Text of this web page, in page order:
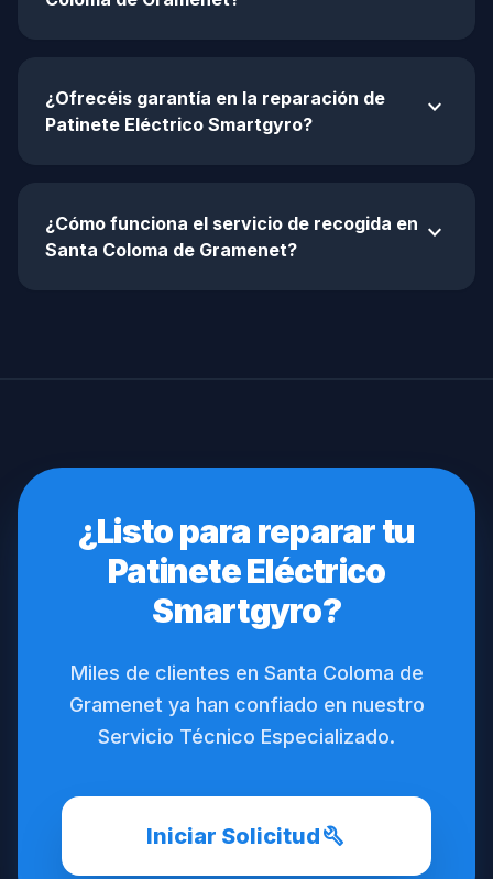
¿Ofrecéis garantía en la reparación de
Patinete Eléctrico Smartgyro?
expand_more
¿Cómo funciona el servicio de recogida en
Santa Coloma de Gramenet?
expand_more
¿Listo para reparar tu
Patinete Eléctrico
Smartgyro?
Miles de clientes en Santa Coloma de
Gramenet ya han confiado en nuestro
Servicio Técnico Especializado.
Iniciar Solicitudbuild